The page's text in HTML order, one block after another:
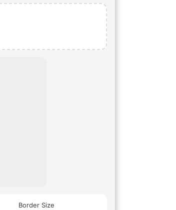
Border Size